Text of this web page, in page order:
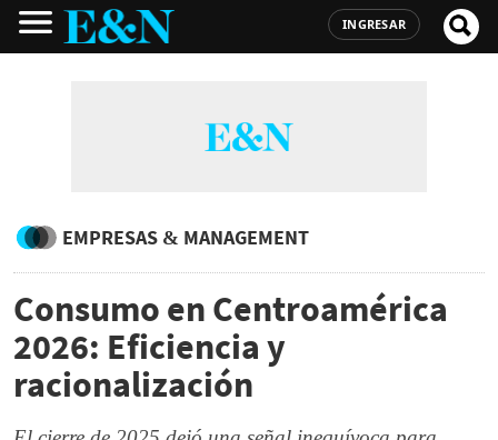
INGRESAR
EMPRESAS & MANAGEMENT
Consumo en Centroamérica
2026: Eficiencia y
racionalización